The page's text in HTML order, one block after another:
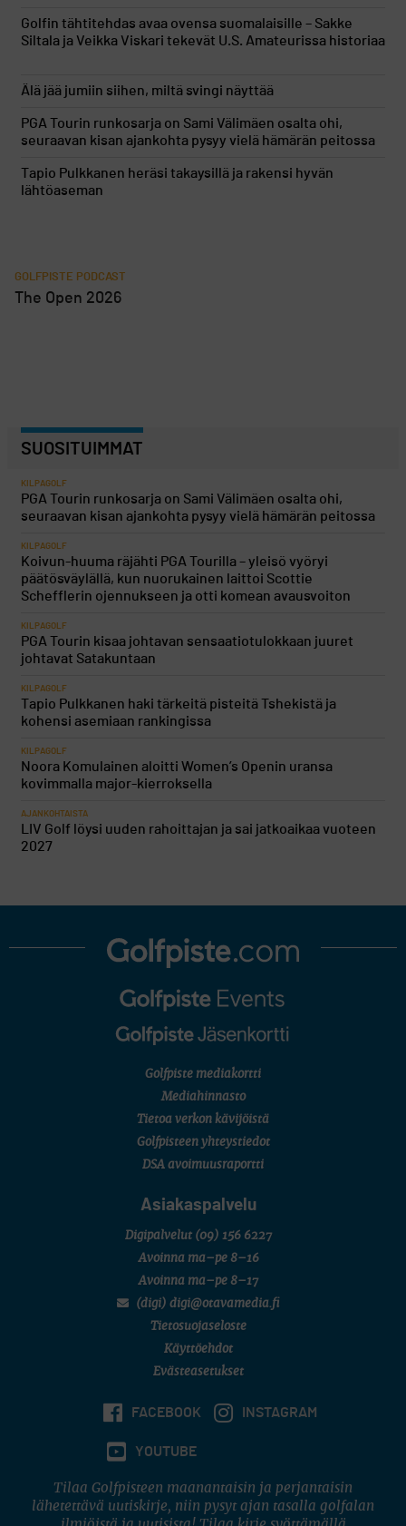
Golfin tähtitehdas avaa ovensa suomalaisille – Sakke
Siltala ja Veikka Viskari tekevät U.S. Amateurissa historiaa
Älä jää jumiin siihen, miltä svingi näyttää
PGA Tourin runkosarja on Sami Välimäen osalta ohi,
seuraavan kisan ajankohta pysyy vielä hämärän peitossa
Tapio Pulkkanen heräsi takaysillä ja rakensi hyvän
lähtöaseman
GOLFPISTE PODCAST
The Open 2026
SUOSITUIMMAT
KILPAGOLF
PGA Tourin runkosarja on Sami Välimäen osalta ohi,
seuraavan kisan ajankohta pysyy vielä hämärän peitossa
KILPAGOLF
Koivun-huuma räjähti PGA Tourilla – yleisö vyöryi
päätösväylällä, kun nuorukainen laittoi Scottie
Schefflerin ojennukseen ja otti komean avausvoiton
KILPAGOLF
PGA Tourin kisaa johtavan sensaatiotulokkaan juuret
johtavat Satakuntaan
KILPAGOLF
Tapio Pulkkanen haki tärkeitä pisteitä Tshekistä ja
kohensi asemiaan rankingissa
KILPAGOLF
Noora Komulainen aloitti Women’s Openin uransa
kovimmalla major-kierroksella
AJANKOHTAISTA
LIV Golf löysi uuden rahoittajan ja sai jatkoaikaa vuoteen
2027
Golfpiste mediakortti
Mediahinnasto
Tietoa verkon kävijöistä
Golfpisteen yhteystiedot
DSA avoimuusraportti
Asiakaspalvelu
Digipalvelut (09) 156 6227
Avoinna ma–pe 8–16
Avoinna ma–pe 8–17
(digi) digi@otavamedia.fi
Tietosuojaseloste
Käyttöehdot
Evästeasetukset
FACEBOOK INSTAGRAM
YOUTUBE
Tilaa Golfpisteen maanantaisin ja perjantaisin
lähetettävä uutiskirje, niin pysyt ajan tasalla golfalan